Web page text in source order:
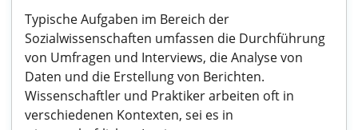
Typische Aufgaben im Bereich der
Sozialwissenschaften umfassen die Durchführung
von Umfragen und Interviews, die Analyse von
Daten und die Erstellung von Berichten.
Wissenschaftler und Praktiker arbeiten oft in
verschiedenen Kontexten, sei es in